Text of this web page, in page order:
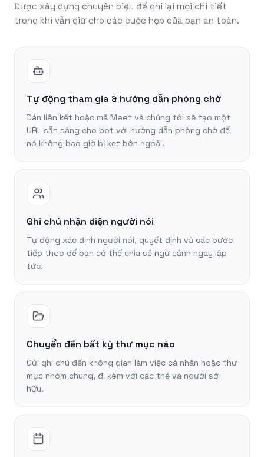
Được xây dựng chuyên biệt để ghi lại mọi chi tiết
trong khi vẫn giữ cho các cuộc họp của bạn an toàn.
Tự động tham gia & hướng dẫn phòng chờ
Dán liên kết hoặc mã Meet và chúng tôi sẽ tạo một
URL sẵn sàng cho bot với hướng dẫn phòng chờ để
nó không bao giờ bị kẹt bên ngoài.
Ghi chú nhận diện người nói
Tự động xác định người nói, quyết định và các bước
tiếp theo để bạn có thể chia sẻ ngữ cảnh ngay lập
tức.
Chuyển đến bất kỳ thư mục nào
Gửi ghi chú đến không gian làm việc cá nhân hoặc thư
mục nhóm chung, đi kèm với các thẻ và người sở
hữu.